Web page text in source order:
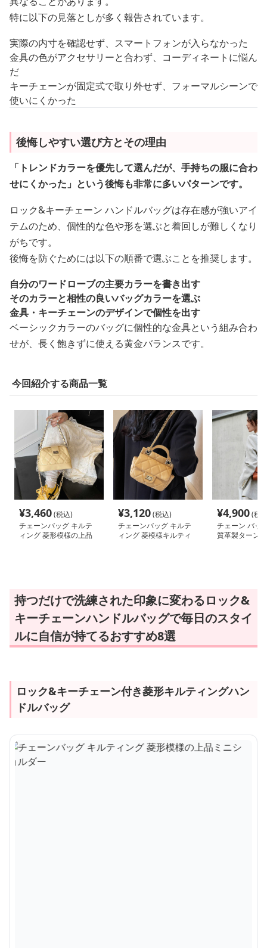
特に以下の見落としが多く報告されています。
実際の内寸を確認せず、スマートフォンが入らなかった
金具の色がアクセサリーと合わず、コーディネートに悩ん
だ
キーチェーンが固定式で取り外せず、フォーマルシーンで
使いにくかった
後悔しやすい選び方とその理由
「トレンドカラーを優先して選んだが、手持ちの服に合わ
せにくかった」という後悔も非常に多いパターンです。
ロック&キーチェーン ハンドルバッグは存在感が強いアイ
テムのため、個性的な色や形を選ぶと着回しが難しくなり
がちです。
後悔を防ぐためには以下の順番で選ぶことを推奨します。
自分のワードローブの主要カラーを書き出す
そのカラーと相性の良いバッグカラーを選ぶ
金具・キーチェーンのデザインで個性を出す
ベーシックカラーのバッグに個性的な金具という組み合わ
せが、長く飽きずに使える黄金バランスです。
今回紹介する商品一覧
¥3,460(税込)
チェーンバッグ キルテ
ィング 菱形模様の上品
¥3,120(税込)
チェーンバッグ キルテ
ィング 菱模様キルティ
¥4,900(税
チェーン バッ
質革製ターン
持つだけで洗練された印象に変わるロック&
キーチェーンハンドルバッグで毎日のスタイ
ルに自信が持てるおすすめ8選
ロック&キーチェーン付き菱形キルティングハン
ドルバッグ